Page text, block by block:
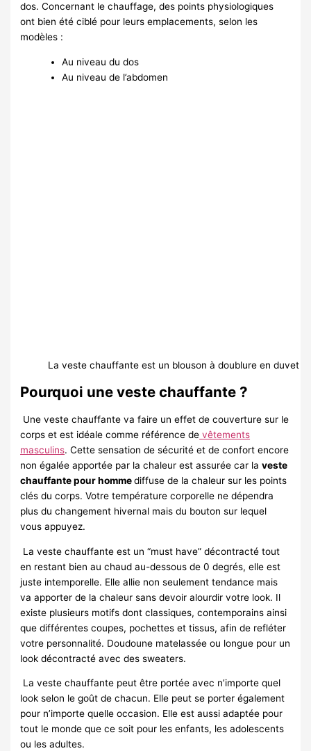
dos. Concernant le chauffage, des points physiologiques
ont bien été ciblé pour leurs emplacements, selon les
modèles :
Au niveau du dos
Au niveau de l’abdomen
La veste chauffante est un blouson à doublure en duvet
Pourquoi une veste chauffante ?
Une veste chauffante va faire un effet de couverture sur le
corps et est idéale comme référence de vêtements
masculins. Cette sensation de sécurité et de confort encore
non égalée apportée par la chaleur est assurée car laveste
chauffante pour hommediffuse de la chaleur sur les points
clés du corps. Votre température corporelle ne dépendra
plus du changement hivernal mais du bouton sur lequel
vous appuyez.
La veste chauffante est un “must have” décontracté tout
en restant bien au chaud au-dessous de 0 degrés, elle est
juste intemporelle. Elle allie non seulement tendance mais
va apporter de la chaleur sans devoir alourdir votre look. Il
existe plusieurs motifs dont classiques, contemporains ainsi
que différentes coupes, pochettes et tissus, afin de refléter
votre personnalité. Doudoune matelassée ou longue pour un
look décontracté avec des sweaters.
La veste chauffante peut être portée avec n’importe quel
look selon le goût de chacun. Elle peut se porter également
pour n’importe quelle occasion. Elle est aussi adaptée pour
tout le monde que ce soit pour les enfants, les adolescents
ou les adultes.